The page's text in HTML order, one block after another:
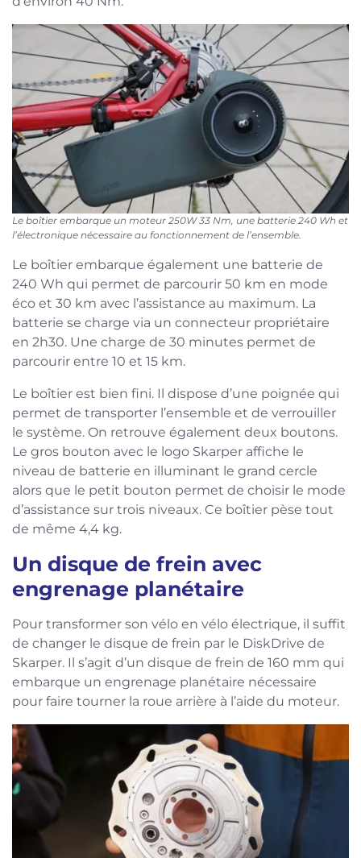
Le boîtier embarque un moteur 250W 33 Nm, une batterie 240 Wh et
l’électronique nécessaire au fonctionnement de l’ensemble.
Le boîtier embarque également une batterie de
240 Wh qui permet de parcourir 50 km en mode
éco et 30 km avec l’assistance au maximum. La
batterie se charge via un connecteur propriétaire
en 2h30. Une charge de 30 minutes permet de
parcourir entre 10 et 15 km.
Le boîtier est bien fini. Il dispose d’une poignée qui
permet de transporter l’ensemble et de verrouiller
le système. On retrouve également deux boutons.
Le gros bouton avec le logo Skarper affiche le
niveau de batterie en illuminant le grand cercle
alors que le petit bouton permet de choisir le mode
d’assistance sur trois niveaux. Ce boîtier pèse tout
de même 4,4 kg.
Un disque de frein avec
engrenage planétaire
Pour transformer son vélo en vélo électrique, il suffit
de changer le disque de frein par le DiskDrive de
Skarper. Il s’agit d’un disque de frein de 160 mm qui
embarque un engrenage planétaire nécessaire
pour faire tourner la roue arrière à l’aide du moteur.